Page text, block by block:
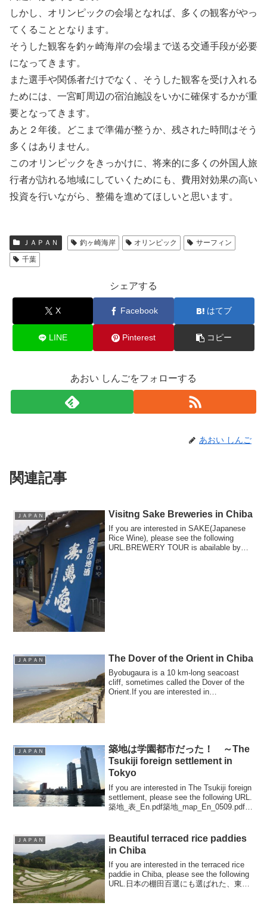
しかし、オリンピックの会場となれば、多くの観客がやっ
てくることとなります。
そうした観客を釣ヶ崎海岸の会場まで送る交通手段が必要
になってきます。
また選手や関係者だけでなく、そうした観客を受け入れる
ためには、一宮町周辺の宿泊施設をいかに確保するかが重
要となってきます。
あと２年後。どこまで準備が整うか、残された時間はそう
多くはありません。
このオリンピックをきっかけに、将来的に多くの外国人旅
行者が訪れる地域にしていくためにも、費用対効果の高い
投資を行いながら、整備を進めてほしいと思います。
ＪＡＰＡＮ 釣ヶ崎海岸 オリンピック
サーフィン
千葉
シェアする
X Facebook はてブ
LINE Pinterest コピー
あおい しんごをフォローする
あおい しんご
関連記事
ＪＡＰＡＮ Visitng Sake Breweries in Chiba
If you are interested in SAKE(Japanese
Rice Wine), please see the following
URL.BREWERY TOUR is abailable by
ＪＡＰＡＮ The Dover of the Orient in Chiba
Byobugaura is a 10 km-long seacoast
cliff, sometimes called the Dover of the
Orient.If you are interested in
ＪＡＰＡＮ
築地は学園都市だった！ ～The
Tsukiji foreign settlement in
Tokyo
If you are interested in The Tsukiji foreign
settlement, please see the following URL.
築地_表_En.pdf築地_map_En_0509.pdfＧ
ＪＡＰＡＮ
Beautiful terraced rice paddies
in Chiba
If you are interested in the terraced rice
paddie in Chiba, please see the following
URL.日本の棚田百選にも選ばれた、東京